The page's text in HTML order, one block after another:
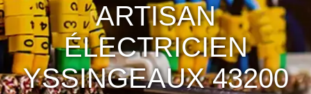
ARTISAN
ÉLECTRICIEN
YSSINGEAUX 43200